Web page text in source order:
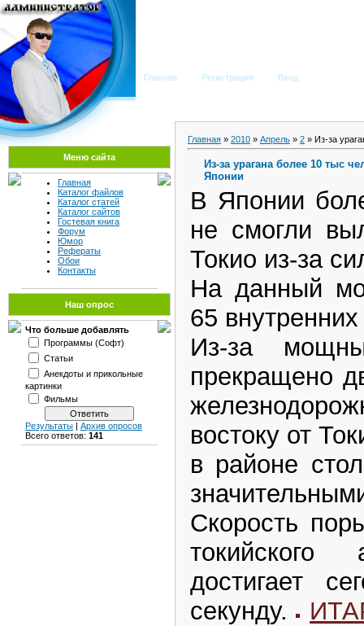
Главная Регистрация Вход
Меню сайта
Главная
Каталог файлов
Каталог статей
Каталог сайтов
Гостевая книга
Форум
Юмор
Рефераты
Обои
Контакты
Наш опрос
Что больше добавлять
Программы (Софт)
Статьи
Анекдоты и прикольные
картинки
Фильмы
Результаты | Архив опросов
Всего ответов: 141
Главная » 2010 » Апрель » 2 » Из-за
Из-за урагана более 10 тыс
Японии
В Японии
не смогли
Токио из-за
На данный
65
Из-за
прекращено
востоку от
в районе
Скорость
токийского
достигает
секунду.